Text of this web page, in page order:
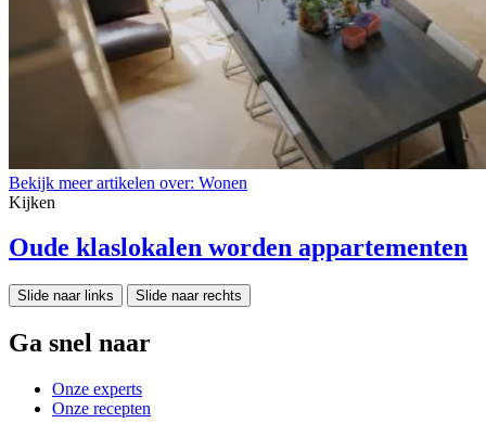
Bekijk meer artikelen over: Wonen
Kijken
Oude klaslokalen worden appartementen
Slide naar links Slide naar rechts
Ga snel naar
Onze experts
Onze recepten